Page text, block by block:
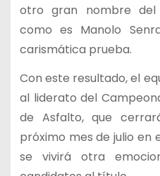
otro gran nombre del
como es Manolo
carismática prueba.
Con este resultado, el
al liderato del
de Asfalto, que
próximo mes de julio en
se vivirá otra